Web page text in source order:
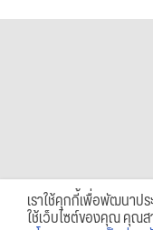
เราใช้คุกกี้เพื่อพัฒนาป
ใช้เว็บไซต์ของคุณ คุณ